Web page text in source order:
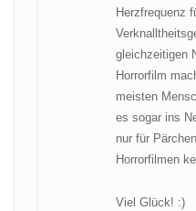
Herzfrequenz
gleichzeitigen
Horrorfilm
meisten
es sogar ins
nur für
Horrorfilmen
Viel Glück! :)